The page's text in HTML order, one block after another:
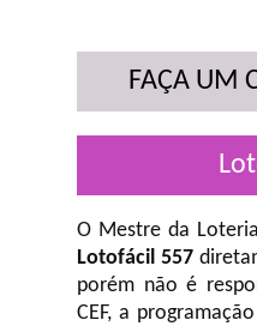
FAÇA UM
O Mestre da
Lotofácil 557
porém não é
CEF, a